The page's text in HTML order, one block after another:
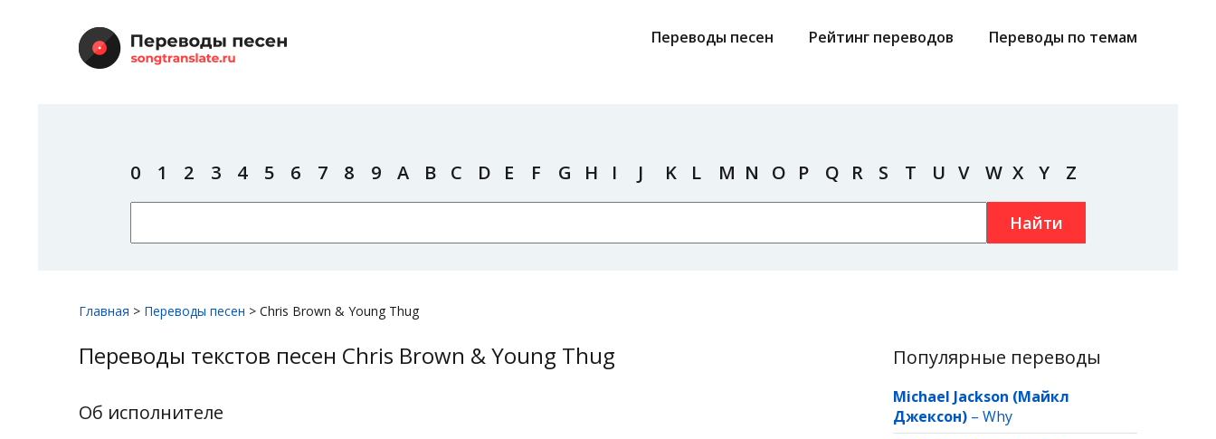
Переводы песен Рейтинг переводов Переводы по темам
0 1 2 3 4 5 6 7 8 9 A B C D E F G H I J K L M N O P Q R S T U V W X Y Z
Найти
Главная > Переводы песен > Chris Brown & Young Thug
Переводы текстов песен Chris Brown & Young Thug
Об исполнителе
Популярные переводы
Michael Jackson (Майкл
Джексон) – Why